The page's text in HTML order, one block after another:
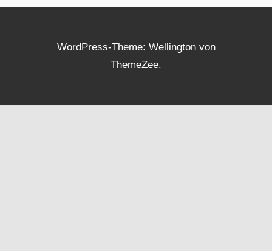
WordPress-Theme: Wellington von
ThemeZee.